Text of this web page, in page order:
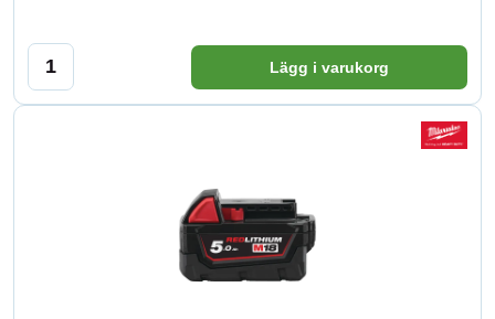
Lägg i varukorg